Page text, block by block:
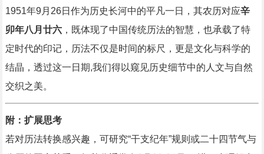
1951年9月26日作为历史长河中的平凡一日，其农历对应辛
卯年八月廿六，既体现了中国传统历法的智慧，也承载了特
定时代的印记，历法不仅是时间的标尺，更是文化与科学的
结晶，透过这一日期,我们得以窥见历史细节中的人文与自然
交织之美。
附：扩展思考
若对历法转换感兴趣，可研究“干支纪年”规则或二十四节气与